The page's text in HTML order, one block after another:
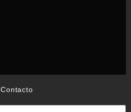
Contacto